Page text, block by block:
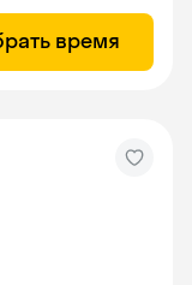
время